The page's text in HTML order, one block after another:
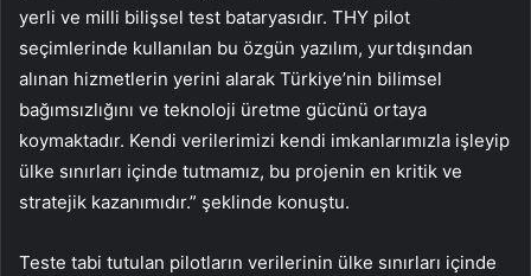
yerli ve milli bilişsel test bataryasıdır. THY pilot
seçimlerinde kullanılan bu özgün yazılım, yurtdışından
alınan hizmetlerin yerini alarak Türkiye’nin bilimsel
bağımsızlığını ve teknoloji üretme gücünü ortaya
koymaktadır. Kendi verilerimizi kendi imkanlarımızla işleyip
ülke sınırları içinde tutmamız, bu projenin en kritik ve
stratejik kazanımıdır.” şeklinde konuştu.
Teste tabi tutulan pilotların verilerinin ülke sınırları içinde